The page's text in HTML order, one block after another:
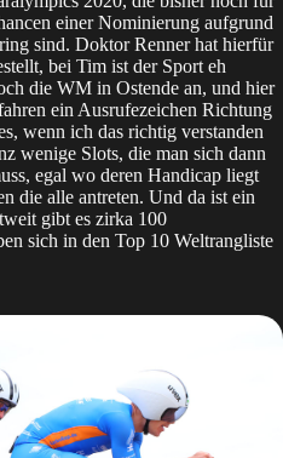
einer Nominierung aufgrund
sind. Doktor Renner hat hierfür
bei Tim ist der Sport eh
die WM in Ostende an, und hier
ein Ausrufezeichen Richtung
wenn ich das richtig verstanden
wenige Slots, die man sich dann
egal wo deren Handicap liegt
die alle antreten. Und da ist ein
gibt es zirka 100
sich in den Top 10 Weltrangliste